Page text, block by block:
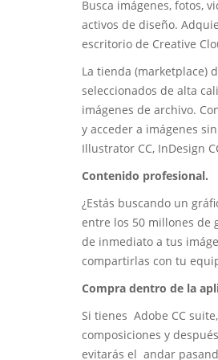
Busca imágenes, fotos,
activos de diseño.
escritorio de Creative
La tienda (marketplace)
seleccionados de alta
imágenes de archivo.
y acceder a imágenes
Illustrator CC, InDesign
Contenido profesional.
¿Estás buscando un
entre los 50 millones de
de inmediato a tus
compartirlas con tu
Compra dentro de la
Si tienes Adobe CC
composiciones y
evitarás el andar